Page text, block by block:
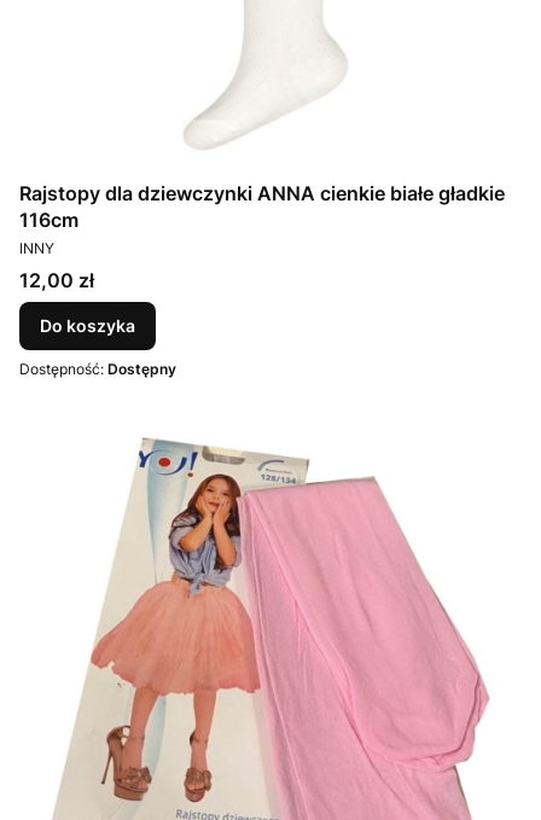
Rajstopy dla dziewczynki ANNA cienkie białe gładkie
116cm
PRODUCENT
INNY
Cena
12,00 zł
Do koszyka
Dostępność: Dostępny